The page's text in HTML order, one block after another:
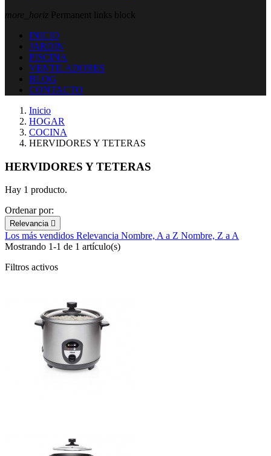
more_horiz Permanent links block
INICIO
JARDIN
PISCINA
VENTILADORES
BLOG
CONTACTO
Inicio
HOGAR
COCINA
HERVIDORES Y TETERAS
HERVIDORES Y TETERAS
Hay 1 producto.
Ordenar por:
Relevancia 
Los más vendidos Relevancia Nombre, A a Z Nombre, Z a A
Mostrando 1-1 de 1 artículo(s)
Filtros activos